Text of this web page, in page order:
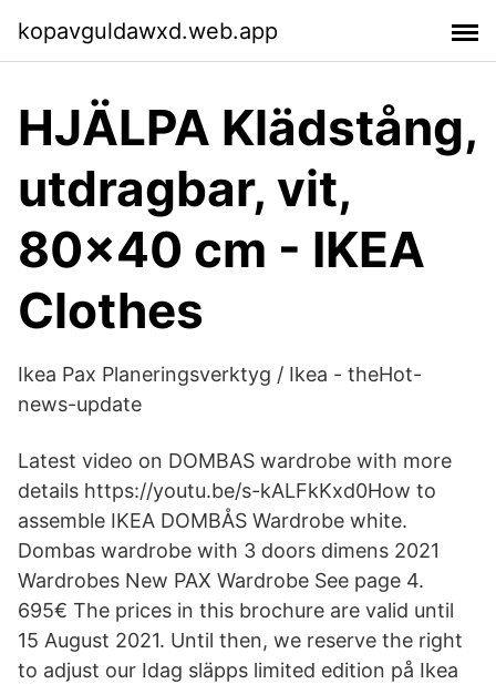
kopavguldawxd.web.app
HJÄLPA Klädstång,
utdragbar, vit,
80x40 cm - IKEA
Clothes
Ikea Pax Planeringsverktyg / Ikea - theHot-
news-update
Latest video on DOMBAS wardrobe with more
details https://youtu.be/s-kALFkKxd0How to
assemble IKEA DOMBÅS Wardrobe white.
Dombas wardrobe with 3 doors dimens 2021
Wardrobes New PAX Wardrobe See page 4.
695€ The prices in this brochure are valid until
15 August 2021. Until then, we reserve the right
to adjust our Idag släpps limited edition på Ikea